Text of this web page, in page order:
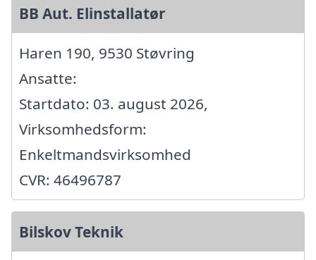
BB Aut. Elinstallatør
Haren 190, 9530 Støvring
Ansatte:
Startdato: 03. august 2026,
Virksomhedsform:
Enkeltmandsvirksomhed
CVR: 46496787
Bilskov Teknik